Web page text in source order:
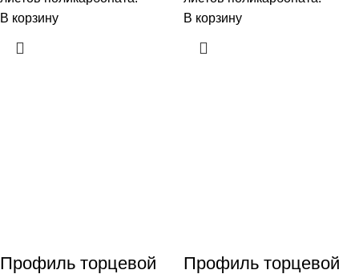
В корзину
В корзину
Профиль торцевой
Профиль торцевой